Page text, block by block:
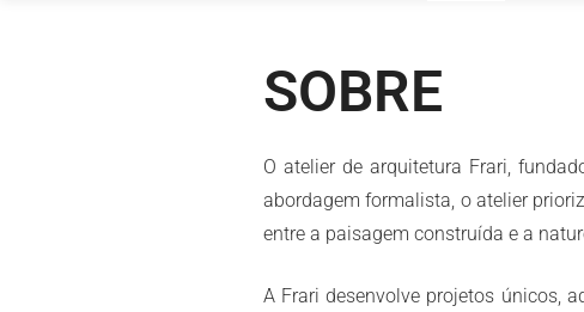
SOBRE
O atelier de arquitetura Frari,
abordagem formalista, o atelier
entre a paisagem construí­da e a
A Frari desenvolve projetos únicos,